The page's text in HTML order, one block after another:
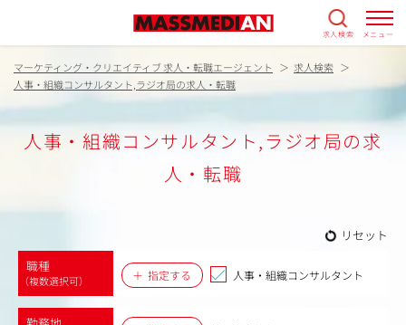
求人検索 メニュー
マーケティング・クリエイティブ 求人・転職エージェント
求人検索
人事・組織コンサルタント,ラジオ局の求人・転職
人事・組織コンサルタント,ラジオ局の求
人・転職
リセット
職種
（複数選択可） 指定する 人事・組織コンサルタント